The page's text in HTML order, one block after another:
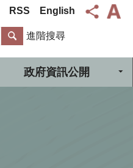
RSS English
政府資訊公開
搜尋 進階搜尋